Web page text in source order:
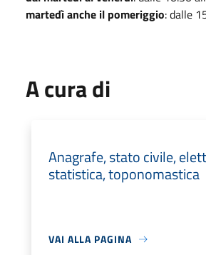
martedì anche il pomeriggio: dalle
A cura di
Anagrafe, stato civile,
statistica, toponomastica
VAI ALLA PAGINA